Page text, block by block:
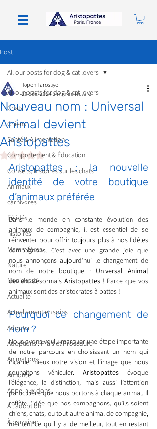
Post
All our posts for dog & cat lovers
Chats
Chiens
Santé & Alimentation
Comportement & Éducation
Conseils, histoires sur les chats
Animaux
carnivores
Félidés
histoires
Mammifères
Nature
Non classé
Actualité
Actuellement en soins
Adopter
Adoptions : Frais et Procédure
Animations
Annonce
Appel aux dons
À l'adoption
À parrainer
All our posts for dog & cat lovers
Nouveau nom : Universal
Animal devient
Aristopattes
Topon Tarosuyo
20 déc. 2024 3 min de lecture
Noté NaN étoiles sur 5.
Aristopattes : la nouvelle
identité de votre boutique
d’animaux préférée
Dans le monde en constante évolution des
animaux de compagnie, il est essentiel de se
réinventer pour offrir toujours plus à nos fidèles
compagnons. C’est avec une grande joie que
nous annonçons aujourd’hui le changement de
nom de notre boutique : Universal Animal
devient désormais Aristopattes ! Parce que vos
animaux sont des aristocrates à pattes !
Pourquoi ce changement de
nom ?
Nous avons voulu marquer une étape importante
de notre parcours en choisissant un nom qui
incarne mieux notre vision et l’image que nous
souhaitons véhiculer. Aristopattes évoque
l’élégance, la distinction, mais aussi l’attention
particulière que nous portons à chaque animal. Il
reflète l’idée que nos compagnons, qu’ils soient
chiens, chats, ou tout autre animal de compagnie,
méritent ce qu’il y a de meilleur, tout en restant